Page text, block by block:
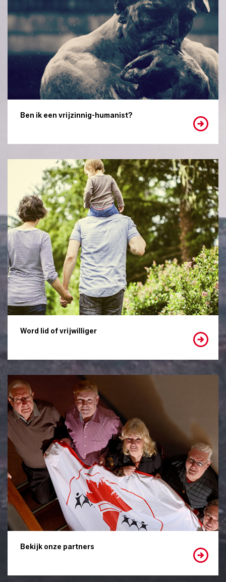
Ben ik een vrijzinnig-humanist?
Word lid of vrijwilliger
Bekijk onze partners